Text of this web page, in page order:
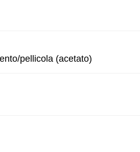
pellicola (acetato)